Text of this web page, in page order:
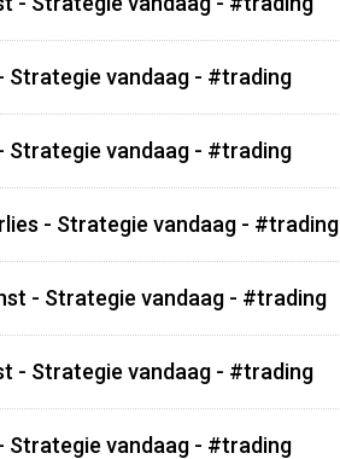
Strategie vandaag - #trading
Strategie vandaag - #trading
- Strategie vandaag - #trading
- Strategie vandaag - #trading
- Strategie vandaag - #trading
Strategie vandaag - #trading